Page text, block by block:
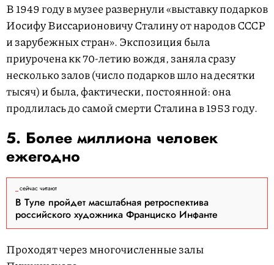
В 1949 году в музее развернули «выставку подарков
Иосифу Виссарионовичу Сталину от народов СССР
и зарубежных стран». Экспозиция была
приурочена кк 70-летию вождя, заняла сразу
несколько залов (число подарков шло на десятки
тысяч) и была, фактически, постоянной: она
продлилась до самой смерти Сталина в 1953 году.
5. Более миллиона человек
ежегодно
сейчас читают
В Туле пройдет масштабная ретроспектива
российского художника Франциско Инфанте
Проходят через многочисленные залы